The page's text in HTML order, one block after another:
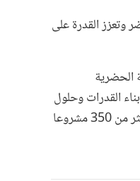
وتعزز القدرة على
الحضرية
القدرات وحلول
الهيكلة المالية. وفي السنوات العشر الماضية، استثمرت المؤسسة أكثر من 12 مليار دولار في أكثر من 350 مشروعا